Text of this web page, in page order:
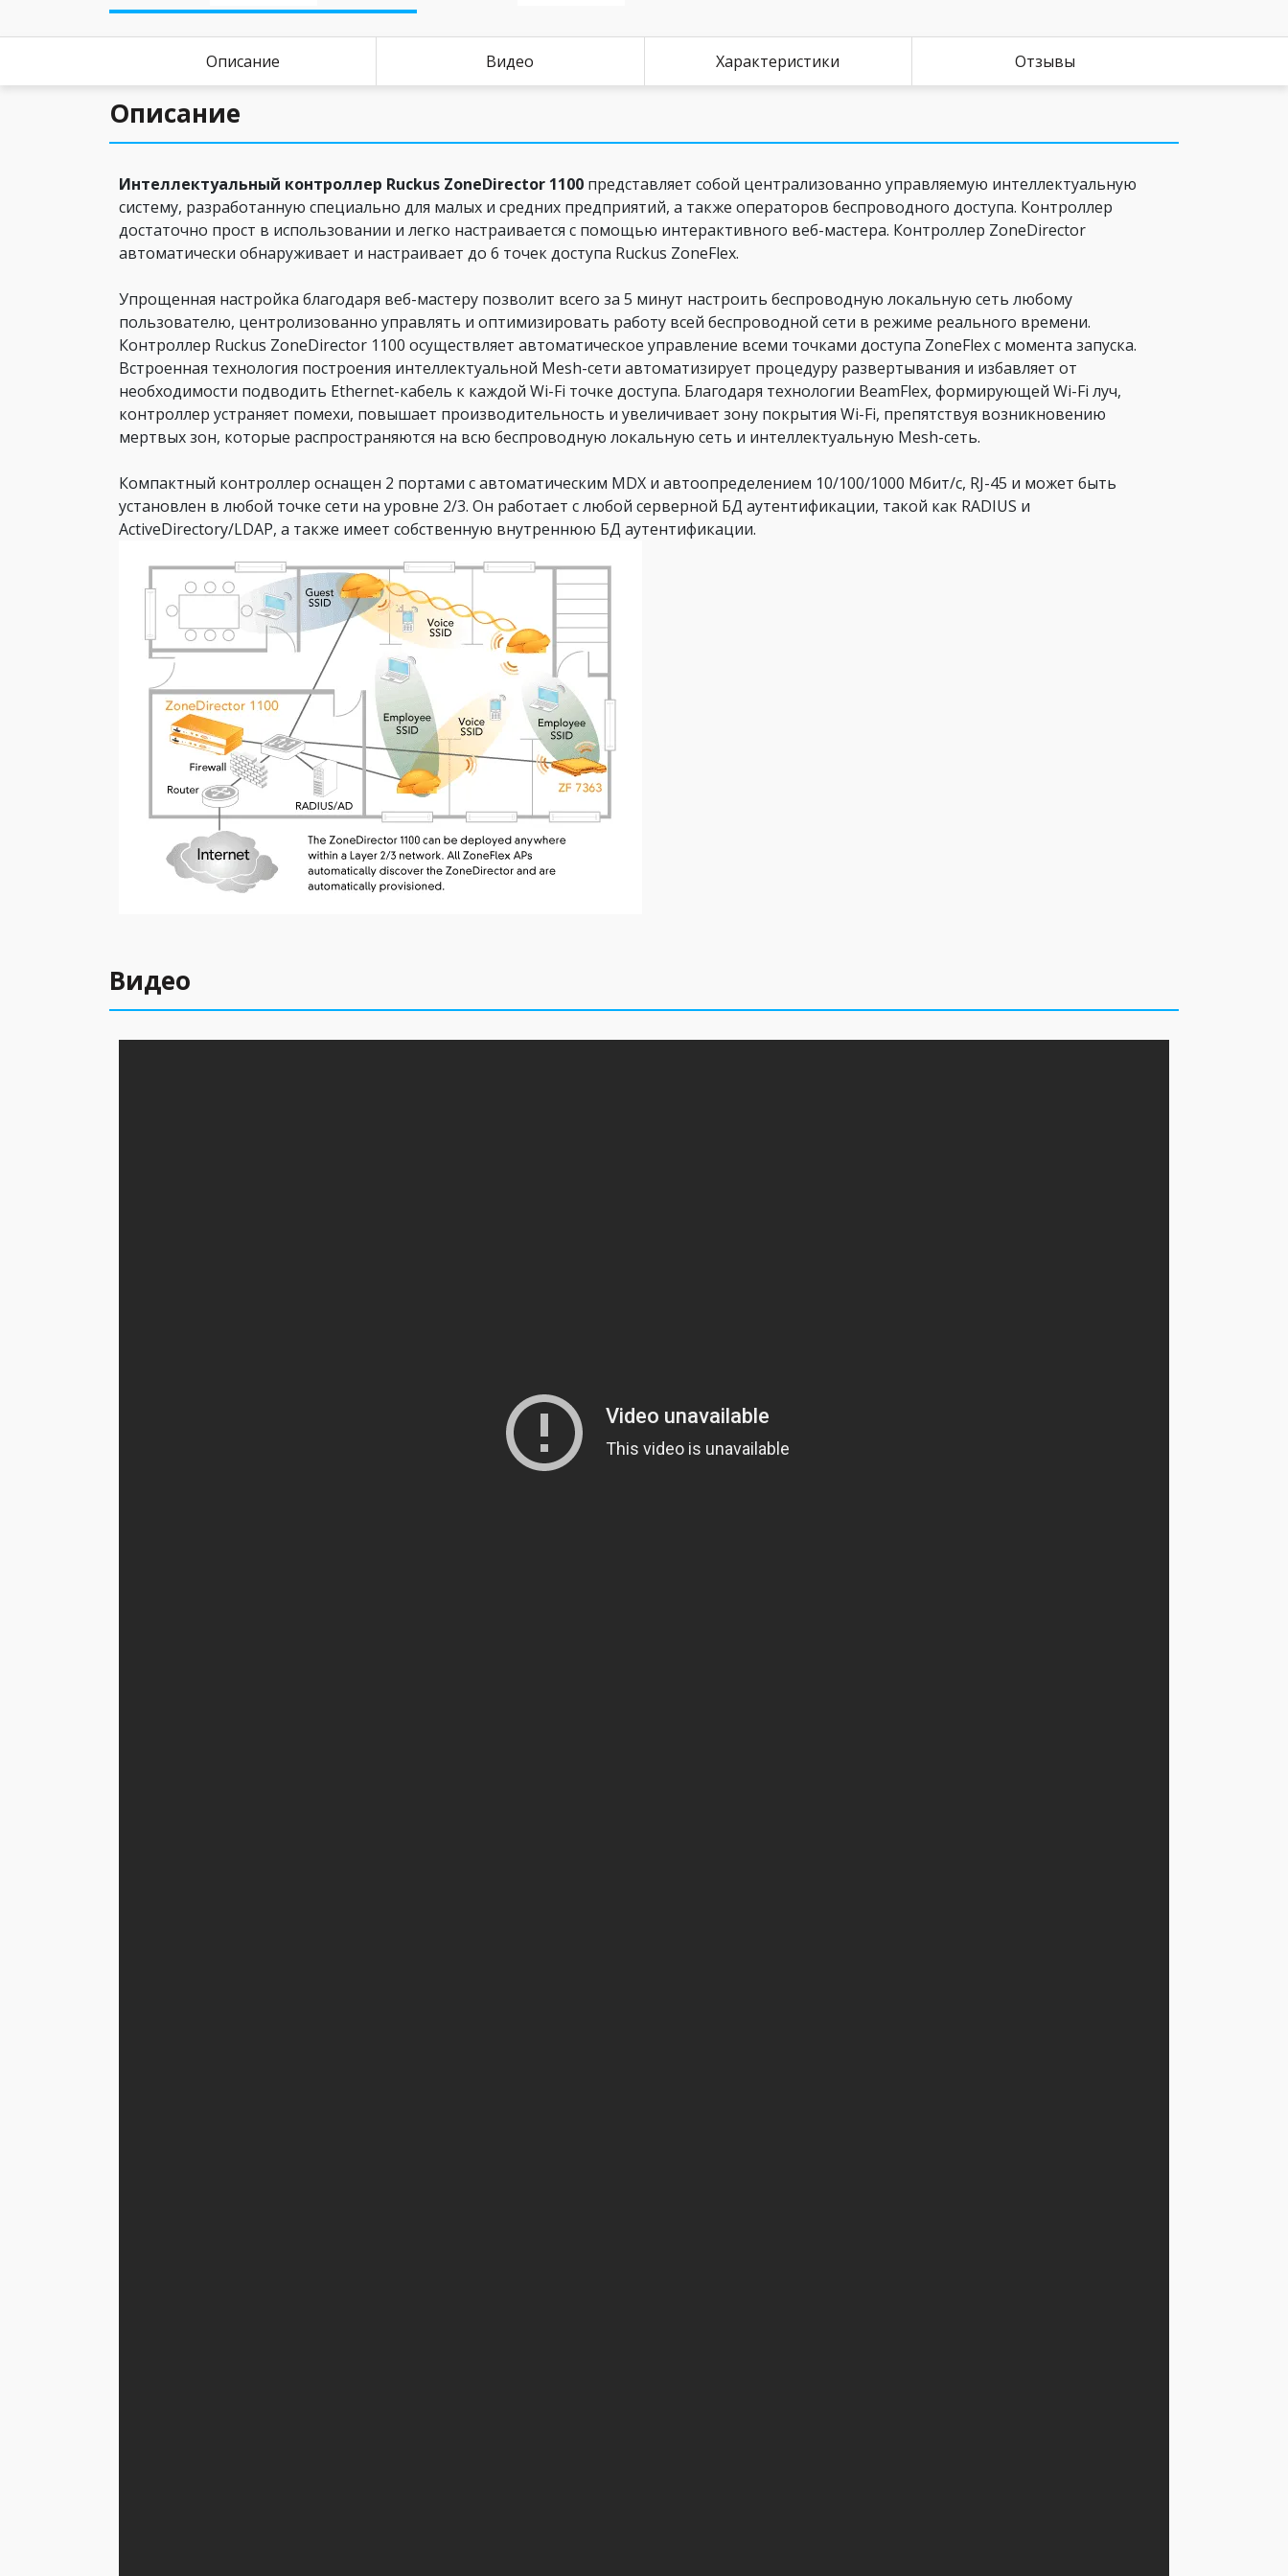
Описание Видео Характеристики Отзывы
Описание
Интеллектуальный контроллер Ruckus ZoneDirector 1100 представляет собой централизованно управляемую интеллектуальную
систему, разработанную специально для малых и средних предприятий, а также операторов беспроводного доступа. Контроллер
достаточно прост в использовании и легко настраивается с помощью интерактивного веб-мастера. Контроллер ZoneDirector
автоматически обнаруживает и настраивает до 6 точек доступа Ruckus ZoneFlex.
Упрощенная настройка благодаря веб-мастеру позволит всего за 5 минут настроить беспроводную локальную сеть любому
пользователю, центролизованно управлять и оптимизировать работу всей беспроводной сети в режиме реального времени.
Контроллер Ruckus ZoneDirector 1100 осуществляет автоматическое управление всеми точками доступа ZoneFlex с момента запуска.
Встроенная технология построения интеллектуальной Mesh-сети автоматизирует процедуру развертывания и избавляет от
необходимости подводить Ethernet-кабель к каждой Wi-Fi точке доступа. Благодаря технологии BeamFlex, формирующей Wi-Fi луч,
контроллер устраняет помехи, повышает производительность и увеличивает зону покрытия Wi-Fi, препятствуя возникновению
мертвых зон, которые распространяются на всю беспроводную локальную сеть и интеллектуальную Mesh-сеть.
Компактный контроллер оснащен 2 портами с автоматическим MDX и автоопределением 10/100/1000 Мбит/с, RJ-45 и может быть
установлен в любой точке сети на уровне 2/3. Он работает с любой серверной БД аутентификации, такой как RADIUS и
ActiveDirectory/LDAP, а также имеет собственную внутреннюю БД аутентификации.
Видео